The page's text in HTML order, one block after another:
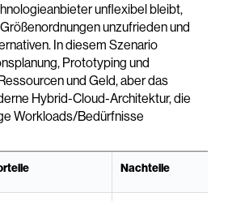
unflexibel bleibt,
unzufrieden und
In diesem Szenario
Prototyping und
und Geld, aber das
Hybrid-Cloud-Architektur, die
Workloads/Bedürfnisse
Nachteile